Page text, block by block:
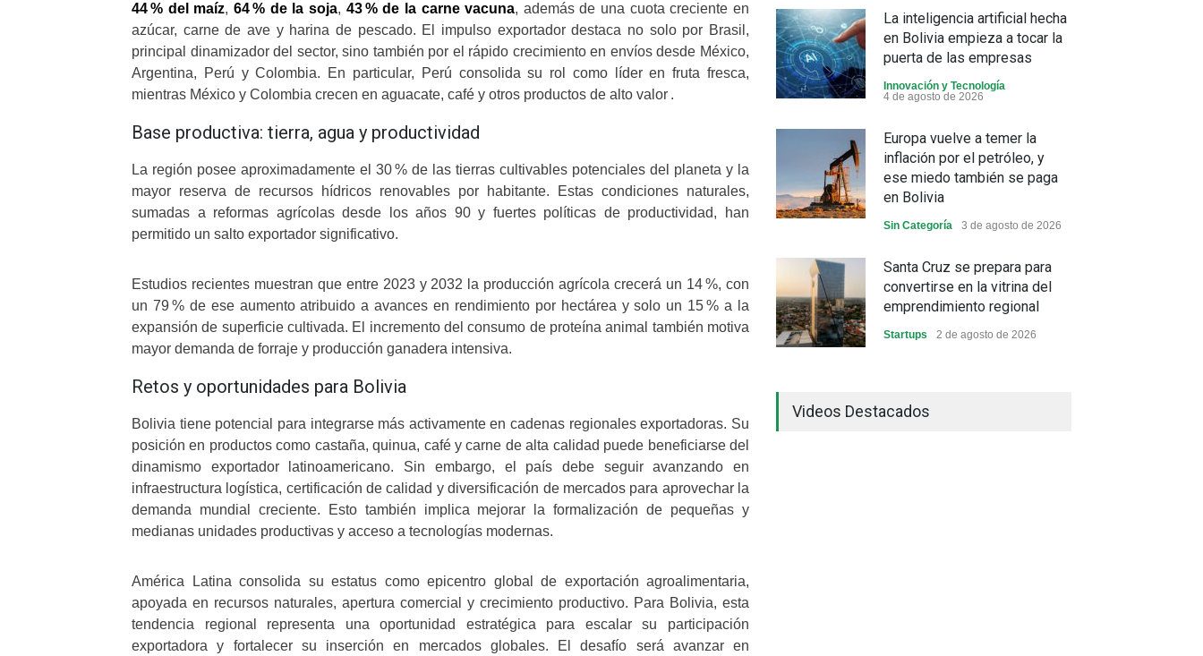
44 % del maíz, 64 % de la soja, 43 % de la carne vacuna, además de una cuota creciente en
azúcar, carne de ave y harina de pescado. El impulso exportador destaca no solo por Brasil,
principal dinamizador del sector, sino también por el rápido crecimiento en envíos desde México,
Argentina, Perú y Colombia. En particular, Perú consolida su rol como líder en fruta fresca,
mientras México y Colombia crecen en aguacate, café y otros productos de alto valor .
Base productiva: tierra, agua y productividad
La región posee aproximadamente el 30 % de las tierras cultivables potenciales del planeta y la
mayor reserva de recursos hídricos renovables por habitante. Estas condiciones naturales,
sumadas a reformas agrícolas desde los años 90 y fuertes políticas de productividad, han
permitido un salto exportador significativo.
Estudios recientes muestran que entre 2023 y 2032 la producción agrícola crecerá un 14 %, con
un 79 % de ese aumento atribuido a avances en rendimiento por hectárea y solo un 15 % a la
expansión de superficie cultivada. El incremento del consumo de proteína animal también motiva
mayor demanda de forraje y producción ganadera intensiva.
Retos y oportunidades para Bolivia
Bolivia tiene potencial para integrarse más activamente en cadenas regionales exportadoras. Su
posición en productos como castaña, quinua, café y carne de alta calidad puede beneficiarse del
dinamismo exportador latinoamericano. Sin embargo, el país debe seguir avanzando en
infraestructura logística, certificación de calidad y diversificación de mercados para aprovechar la
demanda mundial creciente. Esto también implica mejorar la formalización de pequeñas y
medianas unidades productivas y acceso a tecnologías modernas.
América Latina consolida su estatus como epicentro global de exportación agroalimentaria,
apoyada en recursos naturales, apertura comercial y crecimiento productivo. Para Bolivia, esta
tendencia regional representa una oportunidad estratégica para escalar su participación
exportadora y fortalecer su inserción en mercados globales. El desafío será avanzar en
La inteligencia artificial hecha
en Bolivia empieza a tocar la
puerta de las empresas
Innovación y Tecnología
4 de agosto de 2026
Europa vuelve a temer la
inflación por el petróleo, y
ese miedo también se paga
en Bolivia
Sin Categoría 3 de agosto de 2026
Santa Cruz se prepara para
convertirse en la vitrina del
emprendimiento regional
Startups 2 de agosto de 2026
industrial y el golpe puede
Videos Destacados